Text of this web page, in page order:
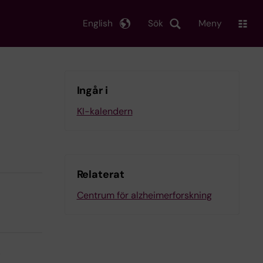
Sök
English Meny
Ingår i
KI-kalendern
Relaterat
Centrum för alzheimerforskning